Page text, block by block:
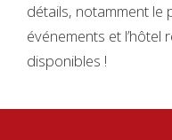
détails, notamment le
événements et
disponibles !